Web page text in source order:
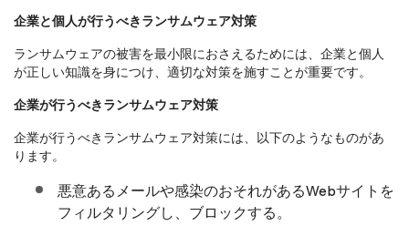
企業と個人が行うべきランサムウェア対策
ランサムウェアの被害を最小限におさえるためには、企業と個人
が正しい知識を身につけ、適切な対策を施すことが重要です。
企業が行うべきランサムウェア対策
企業が行うべきランサムウェア対策には、以下のようなものがあ
ります。
悪意あるメールや感染のおそれがあるWebサイトを
フィルタリングし、ブロックする。